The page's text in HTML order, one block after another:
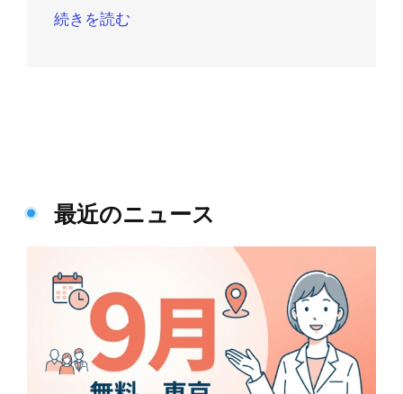
続きを読む
最近のニュース